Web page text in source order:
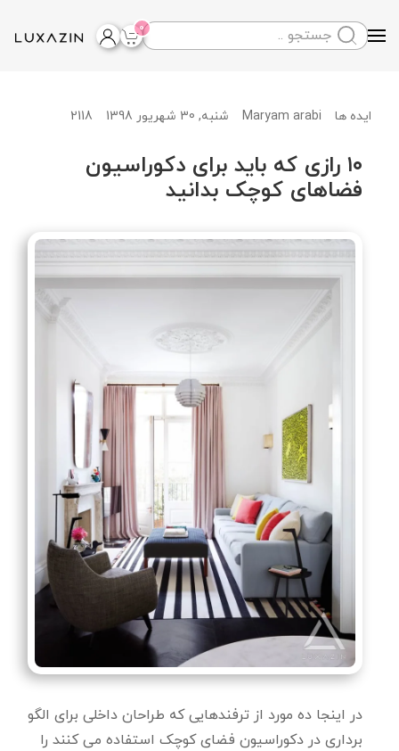
Skip to main content
0
ایده ها Maryam arabi شنبه, 30 شهریور 1398 2118
۱۰ رازی که باید برای دکوراسیون
فضاهای کوچک بدانید
در اینجا ده مورد از ترفندهایی که طراحان داخلی برای الگو
برداری در دکوراسیون فضای کوچک استفاده می کنند را